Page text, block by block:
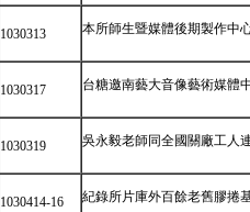
1030313 本所師生暨媒體後期製作中
1030317 台糖邀南藝大音像藝術媒體
1030319 吳永毅老師同全國關廠工人
1030414-16 紀錄所片庫外百餘老舊膠捲